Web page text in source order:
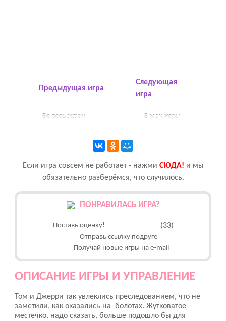
Предыдущая игра
Во весь экран В мои игры
Следующая
игра
Если игра совсем не работает - нажми CЮДА! и мы
обязательно разберёмся, что случилось.
ПОНРАВИЛАСЬ ИГРА?
Поставь оценку! (33)
Отправь ссылку подруге
Получай новые игры на e-mail
ОПИСАНИЕ ИГРЫ И УПРАВЛЕНИЕ
Том и Джерри так увлеклись преследованием, что не
заметили, как оказались на болотах. Жутковатое
местечко, надо сказать, больше подошло бы для